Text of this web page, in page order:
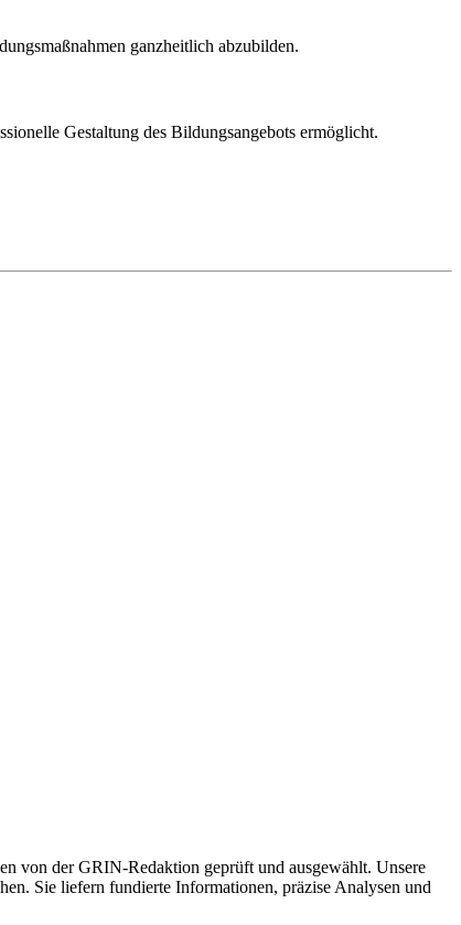
ganzheitlich abzubilden.
Gestaltung des Bildungsangebots ermöglicht.
von der GRIN-Redaktion geprüft und ausgewählt. Unsere
Sie liefern fundierte Informationen, präzise Analysen und